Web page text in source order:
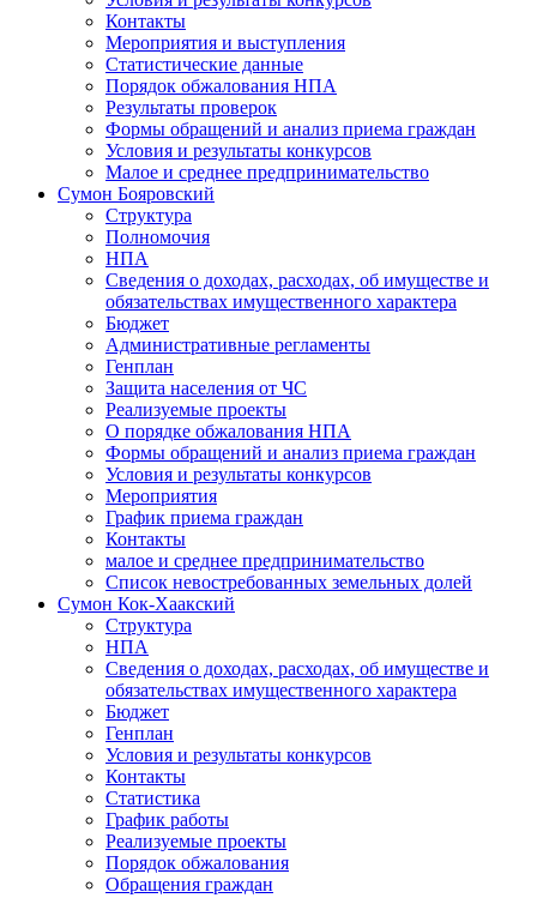
Контакты
Мероприятия и выступления
Статистические данные
Порядок обжалования НПА
Результаты проверок
Формы обращений и анализ приема граждан
Условия и результаты конкурсов
Малое и среднее предпринимательство
Сумон Бояровский
Структура
Полномочия
НПА
Сведения о доходах, расходах, об имуществе и
обязательствах имущественного характера
Бюджет
Административные регламенты
Генплан
Защита населения от ЧС
Реализуемые проекты
О порядке обжалования НПА
Формы обращений и анализ приема граждан
Условия и результаты конкурсов
Мероприятия
График приема граждан
Контакты
малое и среднее предпринимательство
Список невостребованных земельных долей
Сумон Кок-Хаакский
Структура
НПА
Сведения о доходах, расходах, об имуществе и
обязательствах имущественного характера
Бюджет
Генплан
Условия и результаты конкурсов
Контакты
Статистика
График работы
Реализуемые проекты
Порядок обжалования
Обращения граждан